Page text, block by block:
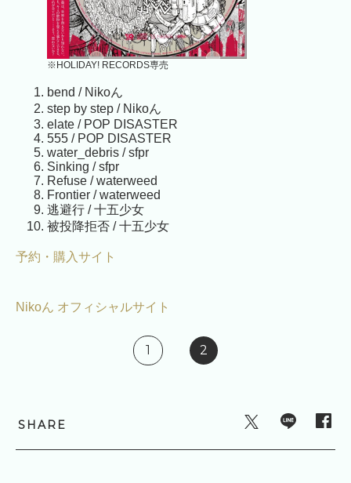
※HOLIDAY! RECORDS専売
bend / Nikoん
step by step / Nikoん
elate / POP DISASTER
555 / POP DISASTER
water_debris / sfpr
Sinking / sfpr
Refuse / waterweed
Frontier / waterweed
逃避行 / 十五少女
被投降拒否 / 十五少女
予約・購入サイト
Nikoん オフィシャルサイト
1 2
SHARE